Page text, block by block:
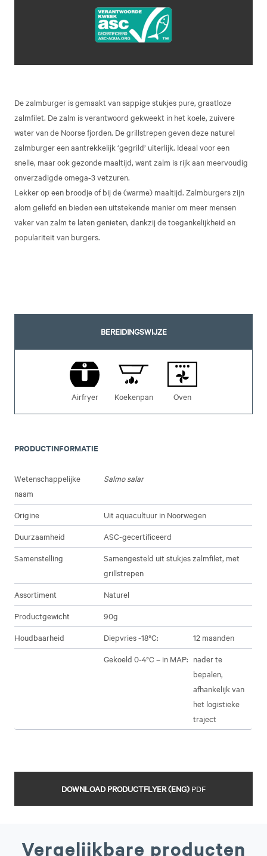
De zalmburger is gemaakt van sappige stukjes pure, graatloze
zalmfilet. De zalm is verantwoord gekweekt in het koele, zuivere
water van de Noorse fjorden. De grillstrepen geven deze naturel
zalmburger een aantrekkelijk ‘gegrild’ uiterlijk. Ideaal voor een
snelle, maar ook gezonde maaltijd, want zalm is rijk aan meervoudig
onverzadigde omega-3 vetzuren.
Lekker op een broodje of bij de (warme) maaltijd. Zalmburgers zijn
alom geliefd en bieden een uitstekende manier om meer mensen
vaker van zalm te laten genieten, dankzij de toegankelijkheid en
populariteit van burgers.
BEREIDINGSWIJZE
Airfryer Koekenpan Oven
PRODUCTINFORMATIE
Wetenschappelijke
naam
Salmo salar
Origine
Uit aquacultuur in Noorwegen
Duurzaamheid
ASC-gecertificeerd
Samenstelling
Samengesteld uit stukjes zalmfilet, met
grillstrepen
Assortiment
Naturel
Productgewicht
90g
Houdbaarheid
Diepvries -18°C:
12 maanden
Gekoeld 0-4°C – in MAP: nader te
bepalen,
afhankelijk van
het logistieke
traject
DOWNLOAD PRODUCTFLYER (ENG) PDF
Vergelijkbare producten